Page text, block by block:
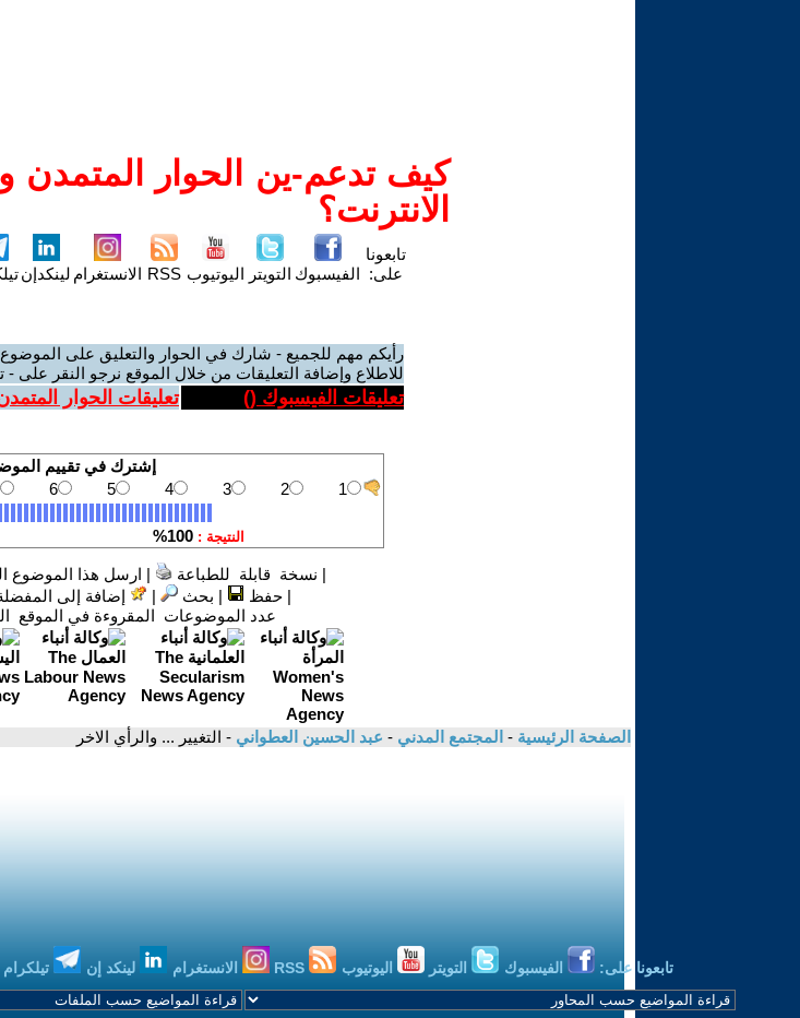
كيف تدعم-ين الحوار المتمدن
الانترنت؟
تابعونا
على: الفيسبوك التويتر اليوتيوب RSS الانستغرام لينكدإن
رأيكم مهم للجميع - شارك في الحوار والتعليق على الموضوع
للاطلاع وإضافة التعليقات من خلال الموقع نرجو النقر على -
تعليقات الفيسبوك () تعليقات الحوار
| نسخة قابلة للطباعة | ارسل هذا الموضوع
|حفظ | بحث | إضافة إلى
عدد الموضوعات المقروءة في الموقع
الصفحة الرئيسية - المجتمع المدني - عبد الحسين العطواني - التغيير ... والرأي الاخر
تابعونا على: الفيسبوك التويتر اليوتيوب الانستغرام لينكد إن تيلكرام